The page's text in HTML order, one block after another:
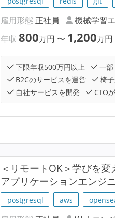
雇用形態 正社員 機械学習
年収800万円 〜 1,200万円
下限年収500万円以上 一部
B2Cのサービスを運営
椅子
自社サービスを開発
CTO
＜リモートOK＞学びを
アプリケーションエンジ
postgresql aws